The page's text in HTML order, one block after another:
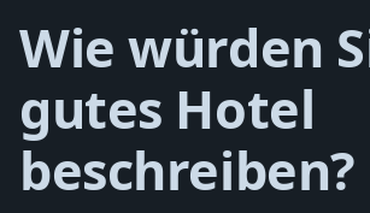
Wie würden
gutes Hotel
beschreiben?